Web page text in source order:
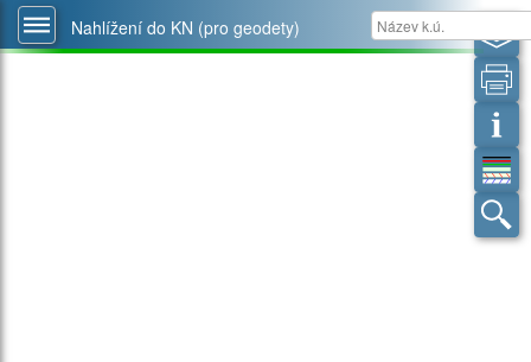
Nahlížení do KN (pro geodety)